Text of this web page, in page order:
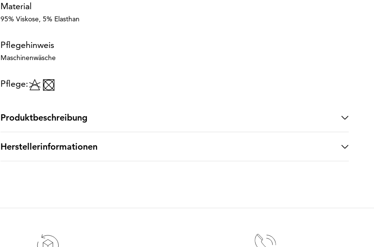
Material
95% Viskose, 5% Elasthan
Pflegehinweis
Maschinenwäsche
Pflege:
Produktbeschreibung
Herstellerinformationen